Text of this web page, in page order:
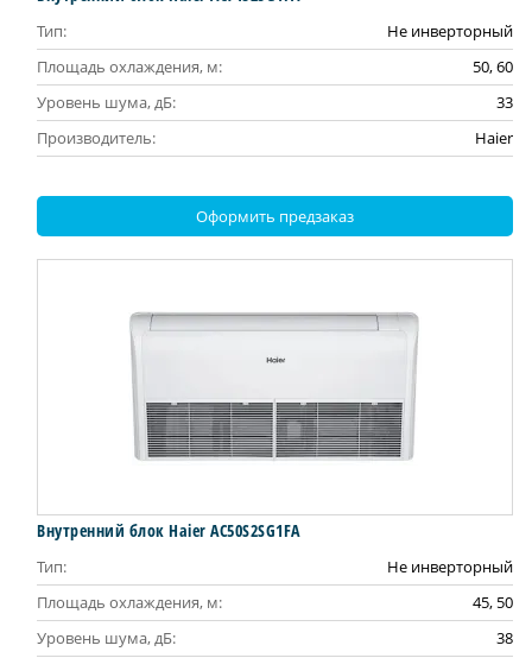
Тип:
Не инверторный
Площадь охлаждения, м:
50, 60
Уровень шума, дБ:
33
Производитель:
Haier
Оформить предзаказ
Внутренний блок Haier AC50S2SG1FA
Тип:
Не инверторный
Площадь охлаждения, м:
45, 50
Уровень шума, дБ:
38